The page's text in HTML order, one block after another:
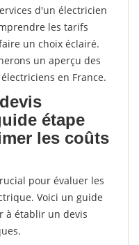
d'un électricien
les tarifs
un choix éclairé.
un aperçu des
en France.
étape
les coûts
pour évaluer les
Voici un guide
à établir un devis